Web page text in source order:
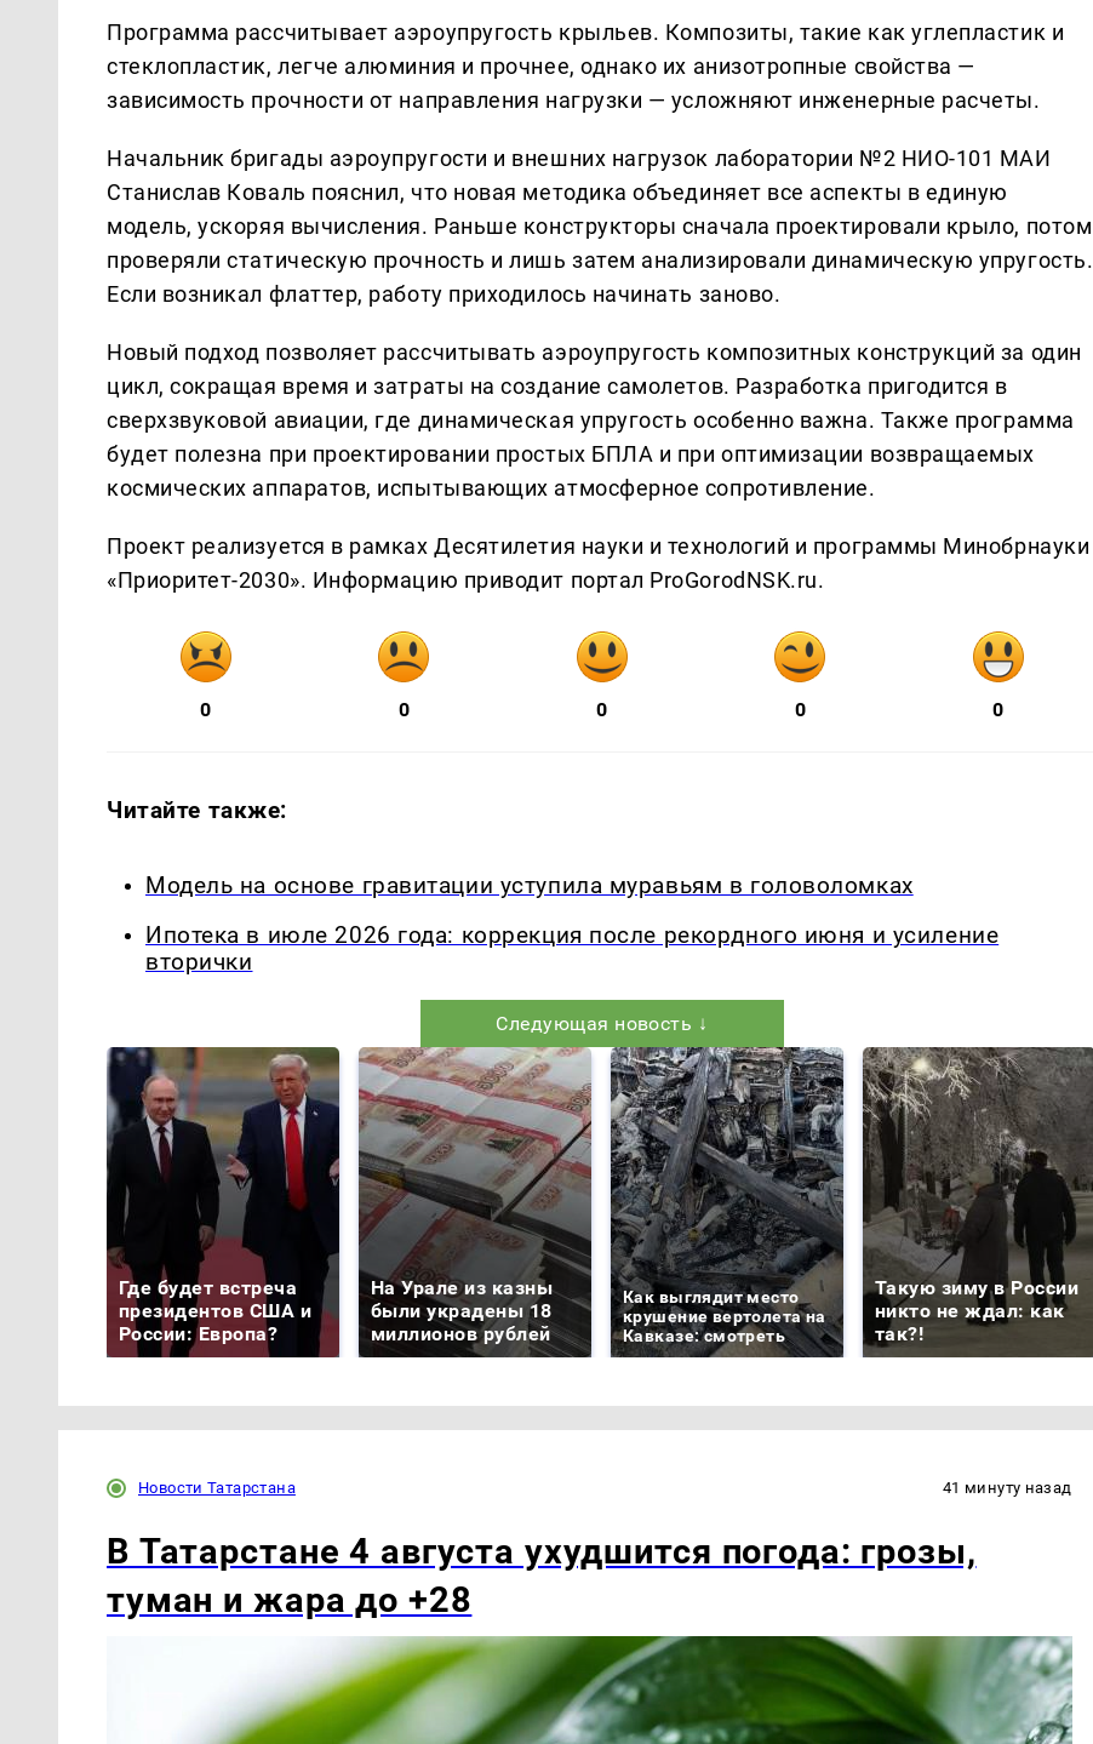
Программа рассчитывает аэроупругость крыльев. Композиты, такие как углепластик и
стеклопластик, легче алюминия и прочнее, однако их анизотропные свойства —
зависимость прочности от направления нагрузки — усложняют инженерные расчеты.
Начальник бригады аэроупругости и внешних нагрузок лаборатории №2 НИО-101 МАИ
Станислав Коваль пояснил, что новая методика объединяет все аспекты в единую
модель, ускоряя вычисления. Раньше конструкторы сначала проектировали крыло, потом
проверяли статическую прочность и лишь затем анализировали динамическую упругость.
Если возникал флаттер, работу приходилось начинать заново.
Новый подход позволяет рассчитывать аэроупругость композитных конструкций за один
цикл, сокращая время и затраты на создание самолетов. Разработка пригодится в
сверхзвуковой авиации, где динамическая упругость особенно важна. Также программа
будет полезна при проектировании простых БПЛА и при оптимизации возвращаемых
космических аппаратов, испытывающих атмосферное сопротивление.
Проект реализуется в рамках Десятилетия науки и технологий и программы Минобрнауки
«Приоритет-2030». Информацию приводит портал ProGorodNSK.ru.
0 0 0 0 0
Читайте также:
Модель на основе гравитации уступила муравьям в головоломках
Ипотека в июле 2026 года: коррекция после рекордного июня и усиление
вторички
Следующая новость ↓
Где будет встреча
президентов США и
России: Европа?
На Урале из казны
были украдены 18
миллионов рублей
Как выглядит место
крушение вертолета на
Кавказе: смотреть
Такую зиму в России
никто не ждал: как
так?!
Новости Татарстана 41 минуту назад
В Татарстане 4 августа ухудшится погода: грозы,
туман и жара до +28